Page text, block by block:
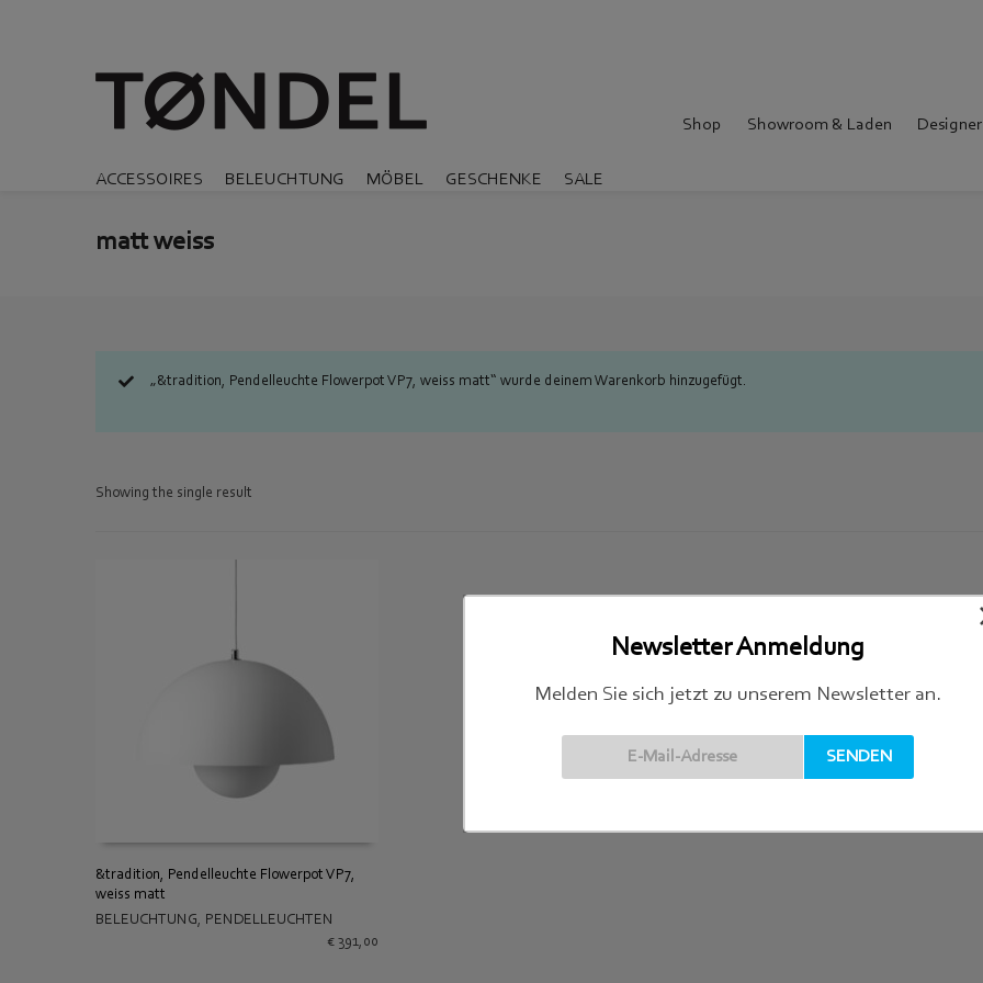
Shop Showroom & Laden Designer
ACCESSOIRES BELEUCHTUNG MÖBEL GESCHENKE SALE
matt weiss
„&tradition, Pendelleuchte Flowerpot VP7, weiss matt“ wurde deinem Warenkorb hinzugefügt.
Showing the single result
&tradition, Pendelleuchte Flowerpot VP7,
weiss matt
BELEUCHTUNG, PENDELLEUCHTEN
€391,00
Newsletter Anmeldung
Melden Sie sich jetzt zu unserem Newsletter an.